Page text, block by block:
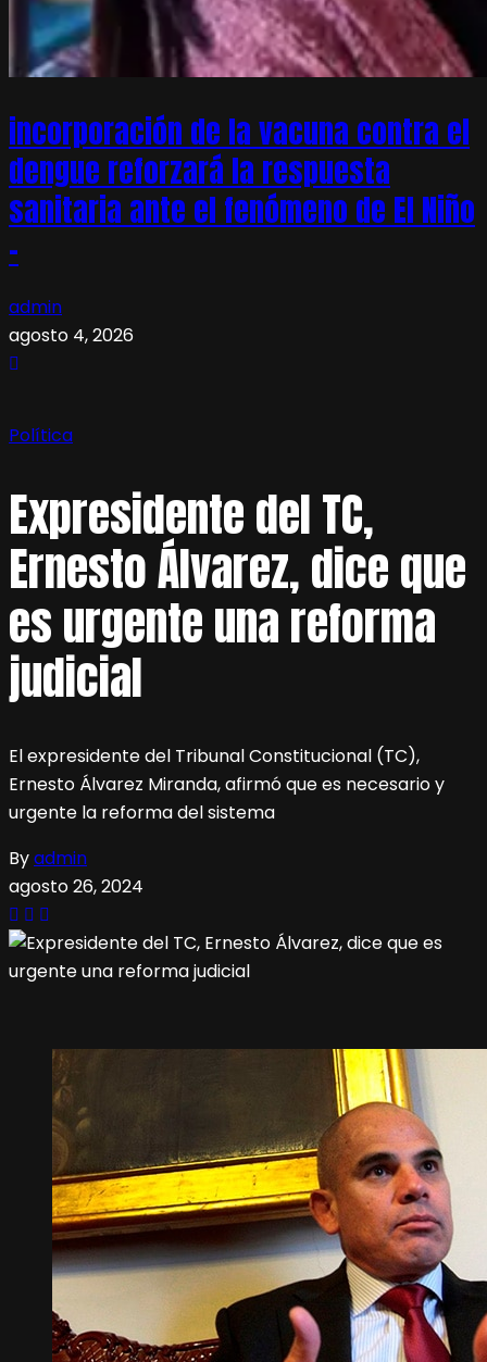
incorporación de la vacuna contra el
dengue reforzará la respuesta
sanitaria ante el fenómeno de El Niño
–
admin
agosto 4, 2026
Política
Expresidente del TC,
Ernesto Álvarez, dice que
es urgente una reforma
judicial
El expresidente del Tribunal Constitucional (TC),
Ernesto Álvarez Miranda, afirmó que es necesario y
urgente la reforma del sistema
Byadmin
agosto 26, 2024